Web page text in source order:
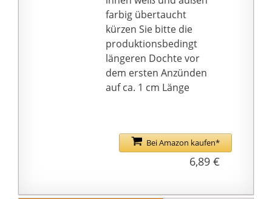
farbig übertaucht
kürzen Sie bitte die
produktionsbedingt
längeren Dochte vor
dem ersten Anzünden
auf ca. 1 cm Länge
Bei Amazon kaufen*
6,89 €